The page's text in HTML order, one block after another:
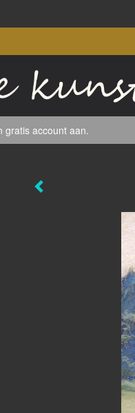
gratis account aan.